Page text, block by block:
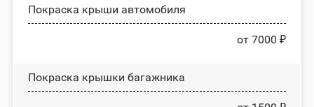
Покраска крыши автомобиля
от 7000 ₽
Покраска крышки багажника